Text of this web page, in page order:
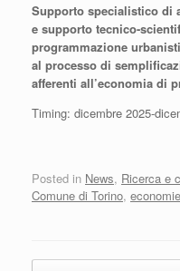
Supporto specialistico di
e supporto tecnico-
programmazione
al processo di
afferenti all’economia di
Timing: dicembre 2025-
Posted in News, Ricerca e
Comune di Torino,